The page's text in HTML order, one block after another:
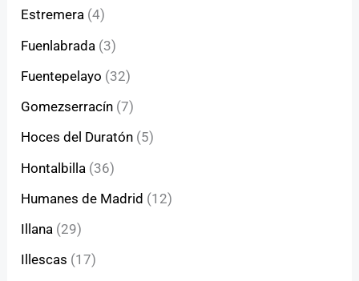
Estremera (4)
Fuenlabrada (3)
Fuentepelayo (32)
Gomezserracín (7)
Hoces del Duratón (5)
Hontalbilla (36)
Humanes de Madrid (12)
Illana (29)
Illescas (17)